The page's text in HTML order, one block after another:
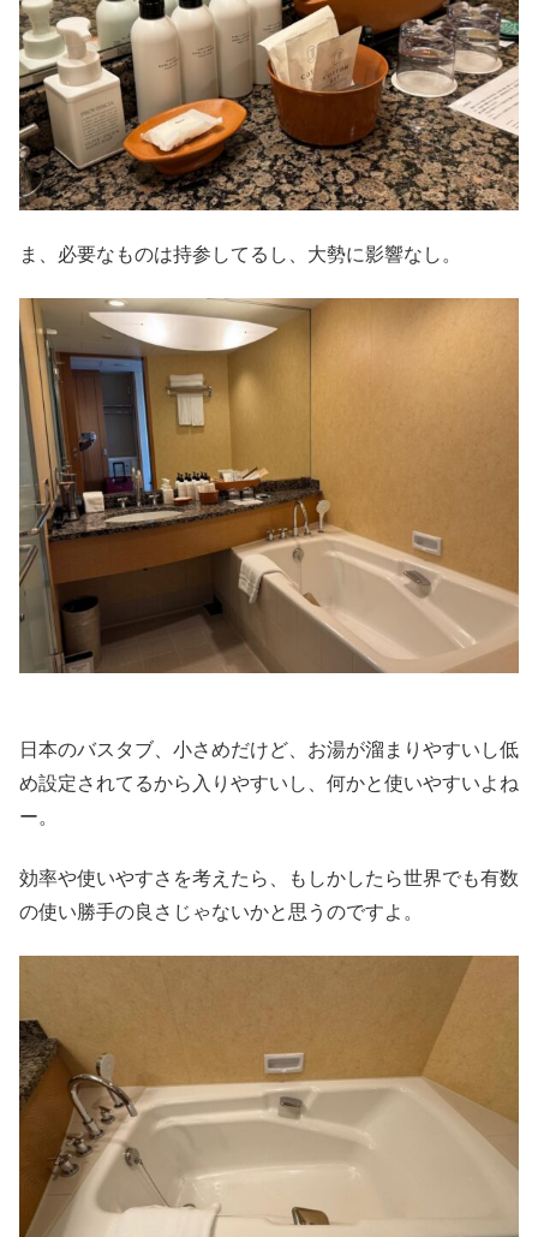
ま、必要なものは持参してるし、大勢に影響なし。
日本のバスタブ、小さめだけど、お湯が溜まりやすいし低
め設定されてるから入りやすいし、何かと使いやすいよね
ー。
効率や使いやすさを考えたら、もしかしたら世界でも有数
の使い勝手の良さじゃないかと思うのですよ。